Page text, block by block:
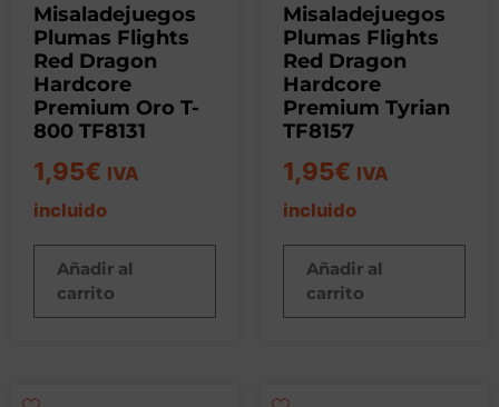
Misaladejuegos
Plumas Flights
Red Dragon
Hardcore
Premium Oro T-
800 TF8131
1,95€ IVA
incluido
Añadir al
carrito
Misaladejuegos
Plumas Flights
Red Dragon
Hardcore
Premium Tyrian
TF8157
1,95€ IVA
incluido
Añadir al
carrito